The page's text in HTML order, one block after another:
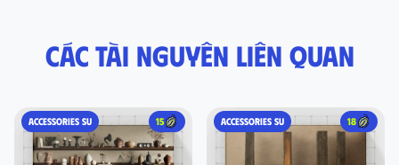
Các tài nguyên liên quan
ACCESSORIES SU 15 ACCESSORIES SU 18